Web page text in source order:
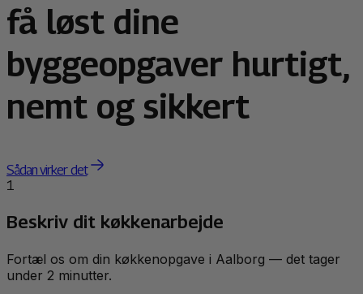
få løst dine
byggeopgaver hurtigt,
nemt og sikkert
Sådan virker det
1
Beskriv dit køkkenarbejde
Fortæl os om din køkkenopgave i Aalborg — det tager
under 2 minutter.